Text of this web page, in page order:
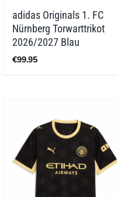
adidas Originals 1. FC
Nürnberg Torwarttrikot
2026/2027 Blau
€99.95